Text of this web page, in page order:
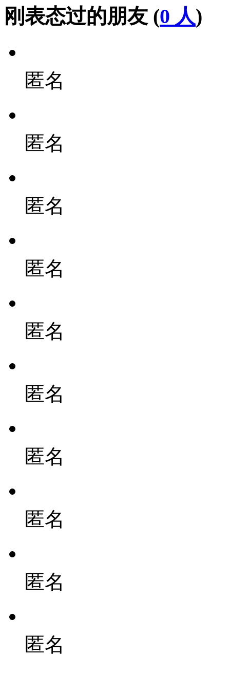
刚表态过的朋友 (0 人)
匿名
匿名
匿名
匿名
匿名
匿名
匿名
匿名
匿名
匿名